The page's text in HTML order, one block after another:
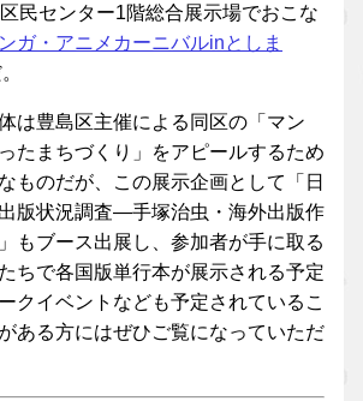
民センター1階総合展示場でおこな
ンガ・アニメカーニバルinとしま
は豊島区主催による同区の「マン
たまちづくり」をアピールするため
ものだが、この展示企画として「日
版状況調査―手塚治虫・海外出版作
もブース出展し、参加者が手に取る
ちで各国版単行本が展示される予定
クイベントなども予定されているこ
ある方にはぜひご覧になっていただ